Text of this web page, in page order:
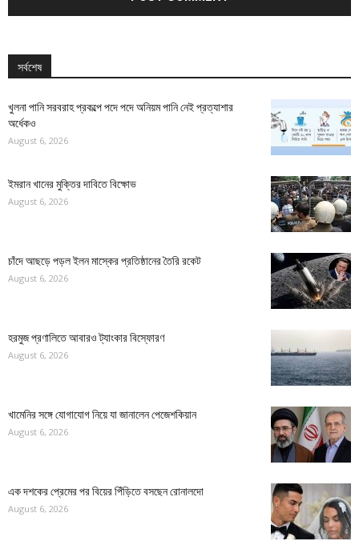
সর্বশেষ
খুলনা পানি সরবরাহ প্রকল্পে পদে পদে অনিয়ম পানি নেই প্রত্যাশার
অর্ধেকও
August 6, 2026
ইমরান খানের মুক্তির দাবিতে বিক্ষোভ
August 6, 2026
চাঁদে আছড়ে পড়ল ইলন মাস্কের প্রতিষ্ঠানের তৈরি রকেট
August 6, 2026
হরমুজ প্রণালিতে আবারও ট্যাংকার বিস্ফোরণ
August 6, 2026
খামেনির সঙ্গে যোগাযোগ নিয়ে যা জানালেন পেজেশকিয়ান
August 6, 2026
এক দশকের প্রেমের পর বিয়ের পিঁড়িতে বসছেন রোনালদো
August 6, 2026